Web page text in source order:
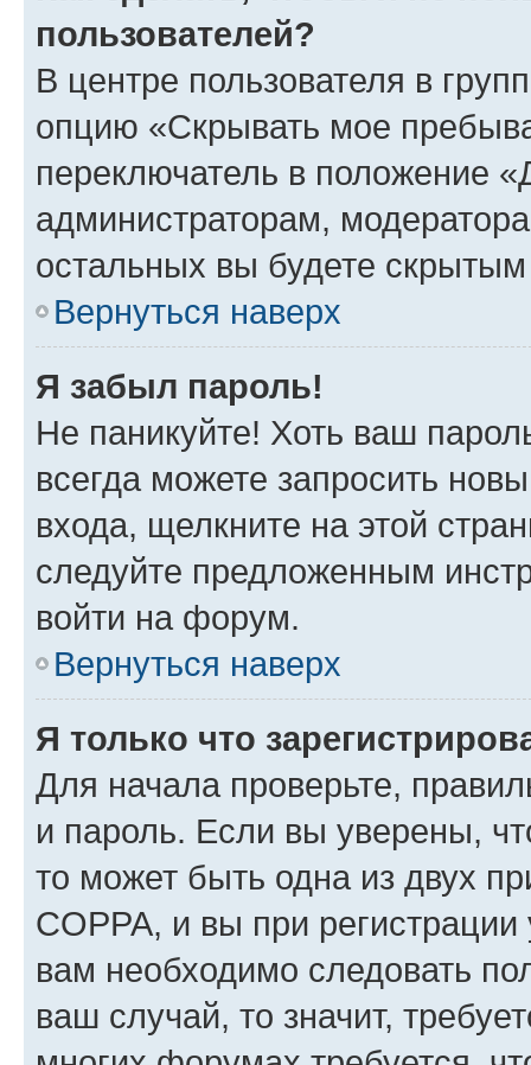
пользователей?
В центре пользователя в
опцию «Скрывать мое
переключатель в положение
администраторам,
остальных вы будете
Вернуться наверх
Я забыл пароль!
Не паникуйте! Хоть ваш
всегда можете запросить
входа, щелкните на этой
следуйте предложенным
войти на форум.
Вернуться наверх
Я только что
Для начала проверьте,
и пароль. Если вы уверены,
то может быть одна из двух
COPPA, и вы при
вам необходимо следовать
ваш случай, то значит,